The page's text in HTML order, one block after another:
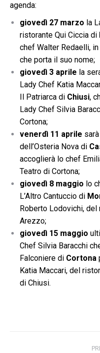
agenda:
giovedì 27 marzo la
ristorante Qui Ciccia di
chef Walter Redaelli,
che porta il suo nome;
giovedì 3 aprile la
Lady Chef Katia
Il Patriarca di Chiusi,
Lady Chef Silvia
Cortona;
venerdì 11 aprile
dell’Osteria Nova di
accoglierà lo chef
Teatro di Cortona;
giovedì 8 maggio lo
L’Altro Cantuccio di
Roberto Lodovichi,
Arezzo;
giovedì 15 maggio
Chef Silvia Baracchi
Falconiere di Cortona
Katia Maccari, del
di Chiusi.